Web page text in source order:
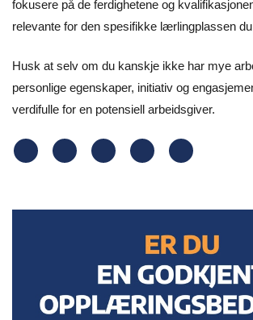
fokusere på de ferdighetene og
relevante for den spesifikke lærlingplassen
Husk at selv om du kanskje ikke har mye
personlige egenskaper, initiativ og
verdifulle for en potensiell arbeidsgiver.